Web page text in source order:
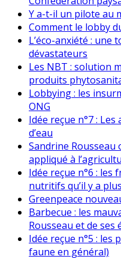
Y a-t-il un pilote au
Comment le lobby
L’éco-anxiété : une
dévastateurs
Les NBT : solution
produits
Lobbying : les
ONG
Idée reçue n°7 :
d’eau
Sandrine Rousseau
appliqué à
Idée reçue n°6 :
nutritifs qu’il y a
Greenpeace
Barbecue : les
Rousseau et de ses
Idée reçue n°5 : les
faune en général)